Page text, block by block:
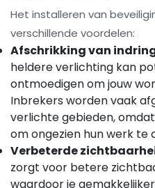
Het installeren van
verschillende voordelen:
Afschrikking van
heldere verlichting kan
ontmoedigen om jouw
Inbrekers worden vaak
verlichte gebieden,
om ongezien hun werk te
Verbeterde
zorgt voor betere
waardoor je